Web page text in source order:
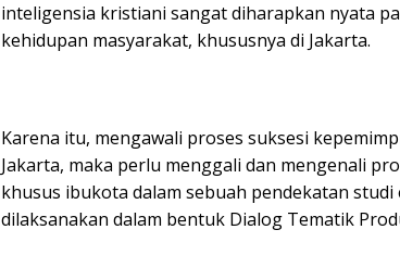
inteligensia kristiani sangat diharapkan nyata
kehidupan masyarakat, khususnya di Jakarta.
Karena itu, mengawali proses suksesi
Jakarta, maka perlu menggali dan mengenali
khusus ibukota dalam sebuah pendekatan
dilaksanakan dalam bentuk Dialog Tematik